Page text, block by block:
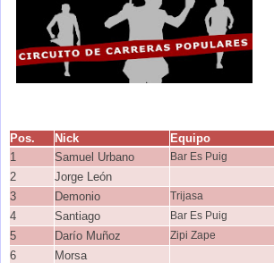
Pos. Nick Equipo
1
Samuel Urbano Bar Es Puig
2 Jorge León
3 Demonio Trijasa
4 Santiago Bar Es Puig
5 Darío Muñoz Zipi Zape
6 Morsa